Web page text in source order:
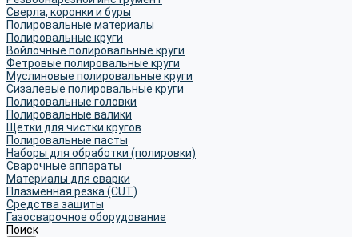
Сверла, коронки и буры
Полировальные материалы
Полировальные круги
Войлочные полировальные круги
Фетровые полировальные круги
Муслиновые полировальные круги
Cизалевые полировальные круги
Полировальные головки
Полировальные валики
Щётки для чистки кругов
Полировальные пасты
Наборы для обработки (полировки)
Сварочные аппараты
Материалы для сварки
Плазменная резка (CUT)
Средства защиты
Газосварочное оборудование
Поиск